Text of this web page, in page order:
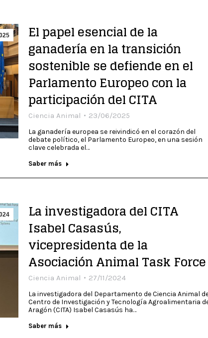
El papel esencial de la
ganadería en la transición
sostenible se defiende en el
Parlamento Europeo con la
participación del CITA
Ciencia Animal 23/06/2025
La ganadería europea se reivindicó en el corazón del
debate político, el Parlamento Europeo, en una sesión
clave celebrada el…
Saber más
La investigadora del CITA
Isabel Casasús,
vicepresidenta de la
Asociación Animal Task Force
Ciencia Animal 27/11/2024
La investigadora del Departamento de Ciencia Animal
Centro de Investigación y Tecnología Agroalimentaria
Aragón (CITA) Isabel Casasús ha…
Saber más